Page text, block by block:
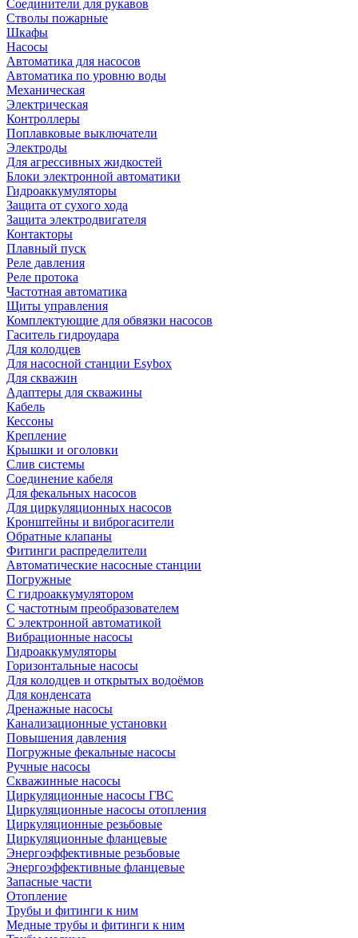
Соединители для рукавов
Стволы пожарные
Шкафы
Насосы
Автоматика для насосов
Автоматика по уровню воды
Механическая
Электрическая
Контроллеры
Поплавковые выключатели
Электроды
Для агрессивных жидкостей
Блоки электронной автоматики
Гидроаккумуляторы
Защита от сухого хода
Защита электродвигателя
Контакторы
Плавный пуск
Реле давления
Реле протока
Частотная автоматика
Щиты управления
Комплектующие для обвязки насосов
Гаситель гидроудара
Для колодцев
Для насосной станции Esybox
Для скважин
Адаптеры для скважины
Кабель
Кессоны
Крепление
Крышки и оголовки
Слив системы
Соединение кабеля
Для фекальных насосов
Для циркуляционных насосов
Кронштейны и виброгасители
Обратные клапаны
Фитинги распределители
Автоматические насосные станции
Погружные
С гидроаккумулятором
С частотным преобразователем
С электронной автоматикой
Вибрационные насосы
Гидроаккумуляторы
Горизонтальные насосы
Для колодцев и открытых водоёмов
Для конденсата
Дренажные насосы
Канализационные установки
Повышения давления
Погружные фекальные насосы
Ручные насосы
Скважинные насосы
Циркуляционные насосы ГВС
Циркуляционные насосы отопления
Циркуляционные резьбовые
Циркуляционные фланцевые
Энергоэффективные резьбовые
Энергоэффективные фланцевые
Запасные части
Отопление
Трубы и фитинги к ним
Медные трубы и фитинги к ним